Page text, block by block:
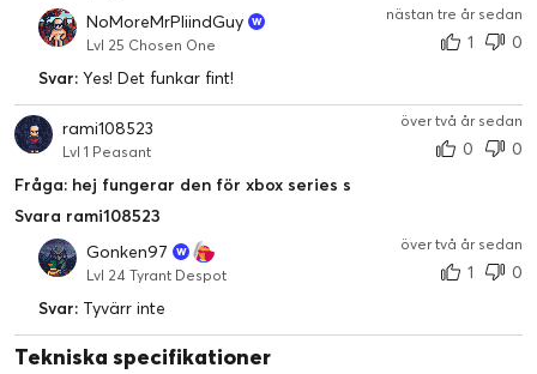
NoMoreMrPliindGuy
Lvl 25 Chosen One
nästan tre år sedan
1
0
Svar: Yes! Det funkar fint!
rami108523
Lvl 1 Peasant
över två år sedan
0
0
Fråga: hej fungerar den för xbox series s
Svara rami108523
Gonken97
Lvl 24 Tyrant Despot
över två år sedan
1
0
Svar: Tyvärr inte
Tekniska specifikationer